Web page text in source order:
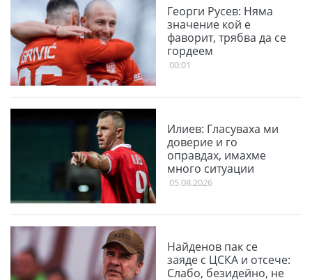
Георги Русев: Няма
значение кой е
фаворит, трябва да се
гордеем
00:01
Илиев: Гласуваха ми
доверие и го
оправдах, имахме
много ситуации
05.08.2026
Найденов пак се
заяде с ЦСКА и отсече:
Слабо, безидейно, не